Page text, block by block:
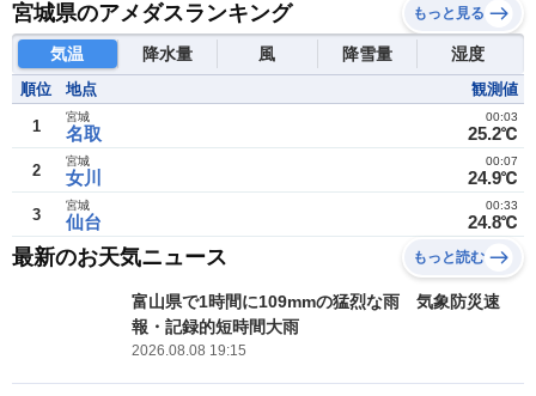
宮城県のアメダスランキング もっと見る
気温 降水量 風 降雪量 湿度
順位 地点 観測値
1 名取
宮城
25.2℃
00:03
2 女川
宮城
24.9℃
00:07
3 仙台
宮城
24.8℃
00:33
最新のお天気ニュース もっと読む
富山県で1時間に109mmの猛烈な雨 気象防災速
報・記録的短時間大雨
2026.08.08 19:15